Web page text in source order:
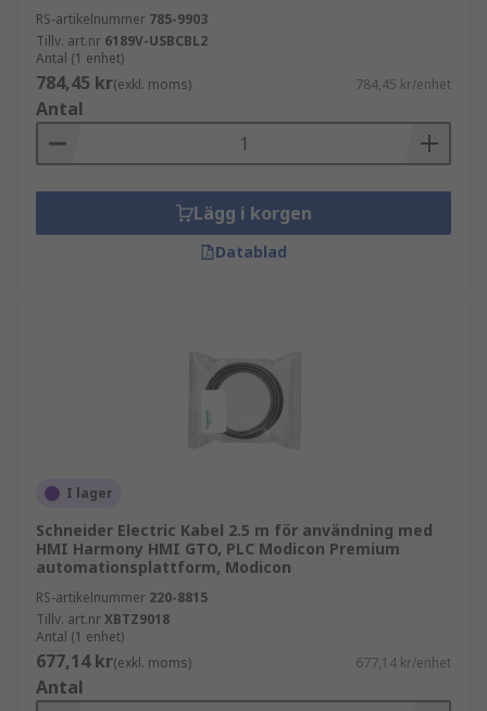
RS-artikelnummer 785-9903
Tillv. art.nr 6189V-USBCBL2
Antal (1 enhet)
784,45 kr(exkl. moms) 784,45 kr/enhet
Antal
Lägg i korgen
Datablad
I lager
Schneider Electric Kabel 2.5 m för användning med
HMI Harmony HMI GTO, PLC Modicon Premium
automationsplattform, Modicon
RS-artikelnummer 220-8815
Tillv. art.nrXBTZ9018
Antal (1 enhet)
677,14 kr(exkl. moms) 677,14 kr/enhet
Antal